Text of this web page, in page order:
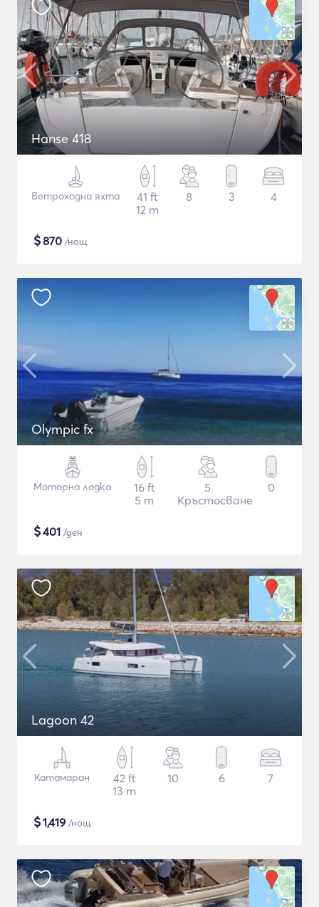
Hanse 418
Ветроходна яхта
41 ft
12 m
8 3 4
$870 /нощ
Olympic fx
Моторна лодка
16 ft
5 m
5
Кръстосване
0
$401 /ден
Lagoon 42
Катамаран
42 ft
13 m
10 6 7
$1,419 /нощ